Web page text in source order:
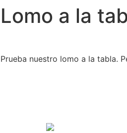
Lomo a la
Prueba nuestro lomo a la tabla.